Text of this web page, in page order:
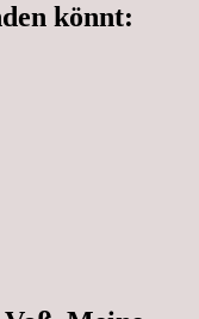
könnt: